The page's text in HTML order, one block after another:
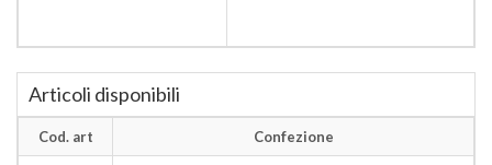
Articoli disponibili
Cod. art Confezione